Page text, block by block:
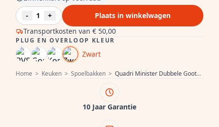
Home > Keuken > Spoelbakken > Quadri Minister Dubbele Gootsteen spoelbak antraciet landelijk model 90x62cm met zwarte pluggen 1208956326
Transportkosten van € 50,00
-
1 + Plaats in winkelwagen
PLUG EN OVERLOOP KLEUR
Zwart
10 Jaar Garantie